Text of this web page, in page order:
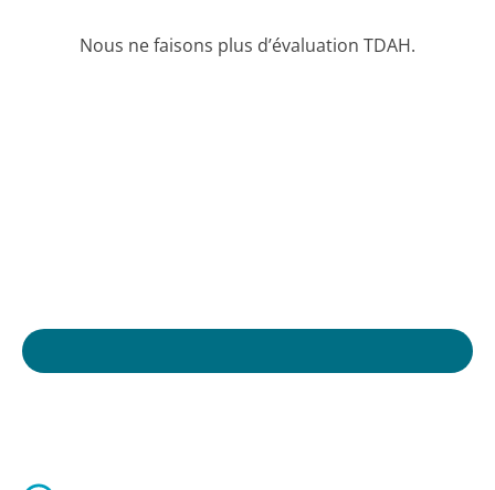
Nous ne faisons plus d’évaluation TDAH.